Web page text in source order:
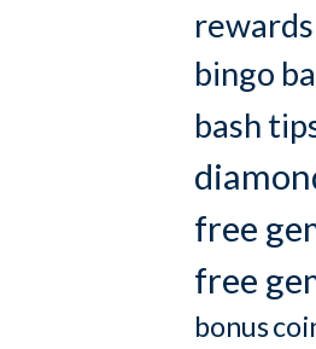
rewards
bingo
bash
free
free
bonus